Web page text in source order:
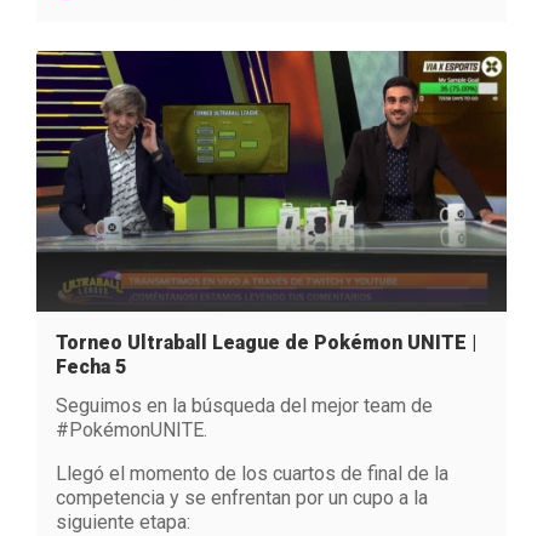
Torneo Ultraball League de Pokémon UNITE |
Fecha 5
Seguimos en la búsqueda del mejor team de
#PokémonUNITE.
Llegó el momento de los cuartos de final de la
competencia y se enfrentan por un cupo a la
siguiente etapa: